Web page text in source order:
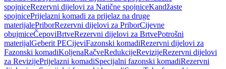
spojniceRezervni dijelovi za Natične spojniceKandžaste
spojnicePrijelazni komadi za prijelaz na druge
materijalePriborRezervni dijelovi za PriborCijevne
obujmiceČepoviBrtveRezervni dijelovi za BrtvePotrošni
materijalGeberit PECijeviFazonski komadiRezervni dijelovi za
Fazonski komadiKoljenaRačveRedukcijeRevizijeRezervni dijelovi
za RevizijePrijelazni komadiSpecijalni fazonski komadiRezervni